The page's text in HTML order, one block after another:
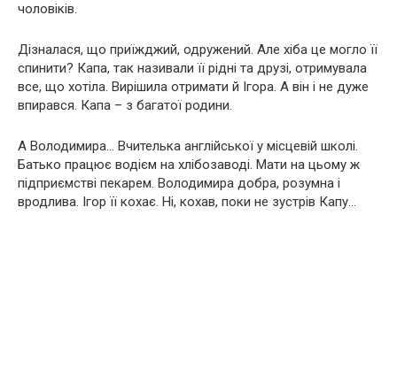
чоловіків.
Дізналася, що приїжджий, одружений. Але хіба це могло її
спинити? Капа, так називали її рідні та друзі, отримувала
все, що хотіла. Вирішила отримати й Ігора. А він і не дуже
впирався. Капа – з багатої родини.
А Володимира… Вчителька англійської у місцевій школі.
Батько працює водієм на хлібозаводі. Мати на цьому ж
підприємстві пекарем. Володимира добра, розумна і
вродлива. Ігор її кохає. Ні, кохав, поки не зустрів Капу…